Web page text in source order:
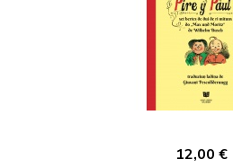
12,00 €